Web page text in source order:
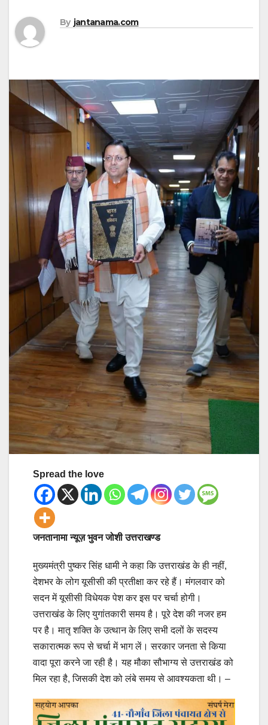
By jantanama.com
Spread the love
जनतानामा न्यूज़ भुवन जोशी उत्तराखण्ड
मुख्यमंत्री पुष्कर सिंह धामी ने कहा कि उत्तराखंड के ही नहीं,
देशभर के लोग यूसीसी की प्रतीक्षा कर रहे हैं। मंगलवार को
सदन में यूसीसी विधेयक पेश कर इस पर चर्चा होगी।
उत्तराखंड के लिए युगांतकारी समय है। पूरे देश की नजर हम
पर है। मातृ शक्ति के उत्थान के लिए सभी दलों के सदस्य
सकारात्मक रूप से चर्चा में भाग लें। सरकार जनता से किया
वादा पूरा करने जा रही है। यह मौका सौभाग्य से उत्तराखंड को
मिल रहा है, जिसकी देश को लंबे समय से आवश्यकता थी। –